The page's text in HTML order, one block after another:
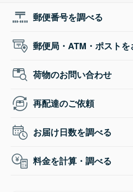
郵便番号を調べる
郵便局・ATM・ポストを
荷物のお問い合わせ
再配達のご依頼
お届け日数を調べる
料金を計算・調べる